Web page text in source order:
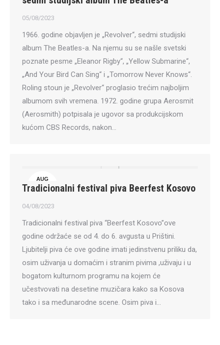
05/08/2023
1966. godine objavljen je „Revolver“, sedmi studijski
album The Beatles-a. Na njemu su se našle svetski
poznate pesme „Eleanor Rigby“, „Yellow Submarine“,
„And Your Bird Can Sing“ i „Tomorrow Never Knows“.
Roling stoun je „Revolver“ proglasio trećim najboljim
albumom svih vremena. 1972. godine grupa Aerosmit
(Aerosmith) potpisala je ugovor sa produkcijskom
kućom CBS Records, nakon…
AUG
4
Tradicionalni festival piva Beerfest Kosovo
04/08/2023
Tradicionalni festival piva “Beerfest Kosovo”ove
godine održaće se od 4. do 6. avgusta u Prištini.
Ljubitelji piva će ove godine imati jedinstvenu priliku da,
osim uživanja u domaćim i stranim pivima ,uživaju i u
bogatom kulturnom programu na kojem će
učestvovati na desetine muzičara kako sa Kosova
tako i sa međunarodne scene. Osim piva i…